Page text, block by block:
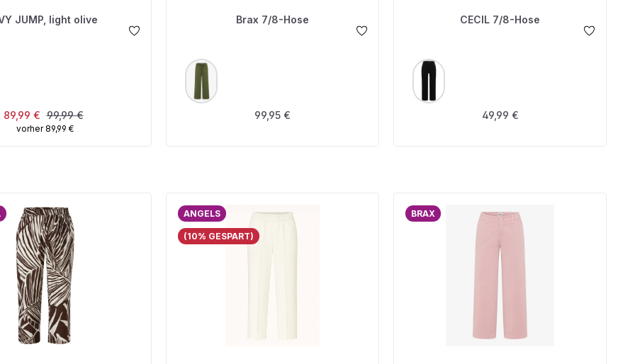
JUMP, light olive
Verkaufspreis:
89,99 € Regulärer Preis:
99,99 €
vorher 89,99 €
Brax 7/8-Hose
FARBE
Regulärer Preis:
99,95 €
CECIL 7/8-Hose
FARBE
Regulärer Preis:
49,99 €
ANGELS
(10% GESPART)
BRAX